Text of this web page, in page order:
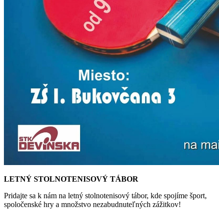
LETNÝ STOLNOTENISOVÝ TÁBOR
Pridajte sa k nám na letný stolnotenisový tábor, kde spojíme šport,
spoločenské hry a množstvo nezabudnuteľných zážitkov!